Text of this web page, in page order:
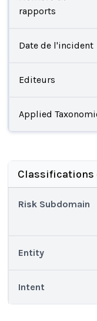
rapports
Date de l'incident
Editeurs
Applied
Classifications
Risk Subdomain
Entity
Intent